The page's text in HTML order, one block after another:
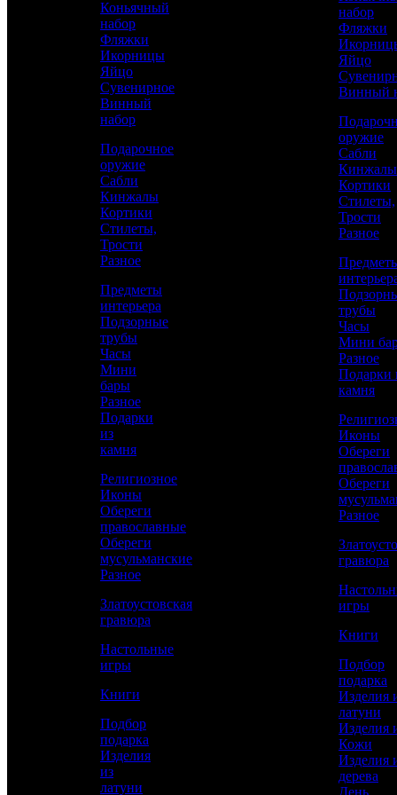
Аристократ
Аристократ
Наборы разные
59 100 р.
Сравнить товар
Рассчитать доставку СДЭК
РАССЧИТАТЬ
Высота чашки
Длина подноса
Ширина подноса
Токарные, Слесарные, Художественное
литье, Полировка, Рисовка кистью,
Коньячный
набор
Фляжки
Икорницы
Яйцо
Сувенирное
Винный
набор
Подарочное
оружие
Сабли
Кинжалы
Кортики
Стилеты,
Трости
Разное
Предметы
интерьера
Подзорные
трубы
Часы
Мини
бары
Разное
Подарки
из
камня
Религиозное
Иконы
Обереги
православные
Обереги
мусульманские
Разное
Златоустовская
гравюра
Настольные
игры
Книги
Подбор
подарка
Изделия
из
латуни
набор
Фляжки
Яйцо
Винный
оружие
Сабли
Кинжалы
Кортики
Стилеты,
Трости
Разное
трубы
Часы
Мини
Разное
Подарки
камня
Иконы
Обереги
Обереги
Разное
гравюра
игры
Книги
Подбор
подарка
Изделия
латуни
Изделия
Кожи
Изделия
дерева
День